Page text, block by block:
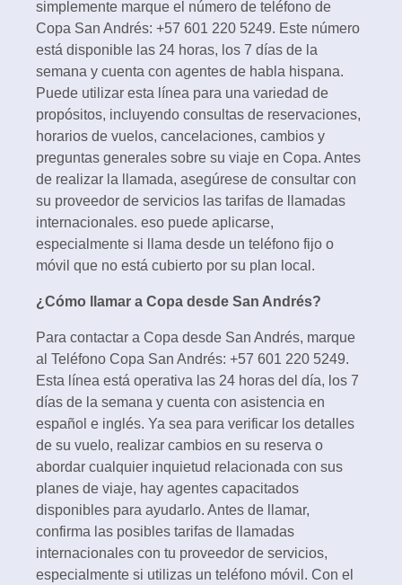
simplemente marque el número de teléfono de
Copa San Andrés: +57 601 220 5249. Este número
está disponible las 24 horas, los 7 días de la
semana y cuenta con agentes de habla hispana.
Puede utilizar esta línea para una variedad de
propósitos, incluyendo consultas de reservaciones,
horarios de vuelos, cancelaciones, cambios y
preguntas generales sobre su viaje en Copa. Antes
de realizar la llamada, asegúrese de consultar con
su proveedor de servicios las tarifas de llamadas
internacionales. eso puede aplicarse,
especialmente si llama desde un teléfono fijo o
móvil que no está cubierto por su plan local.
¿Cómo llamar a Copa desde San Andrés?
Para contactar a Copa desde San Andrés, marque
al Teléfono Copa San Andrés: +57 601 220 5249.
Esta línea está operativa las 24 horas del día, los 7
días de la semana y cuenta con asistencia en
español e inglés. Ya sea para verificar los detalles
de su vuelo, realizar cambios en su reserva o
abordar cualquier inquietud relacionada con sus
planes de viaje, hay agentes capacitados
disponibles para ayudarlo. Antes de llamar,
confirma las posibles tarifas de llamadas
internacionales con tu proveedor de servicios,
especialmente si utilizas un teléfono móvil. Con el